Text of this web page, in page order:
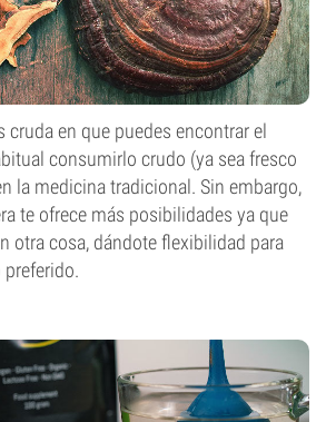
cruda en que puedes encontrar el
consumirlo crudo (ya sea fresco
la medicina tradicional. Sin embargo,
te ofrece más posibilidades ya que
otra cosa, dándote flexibilidad para